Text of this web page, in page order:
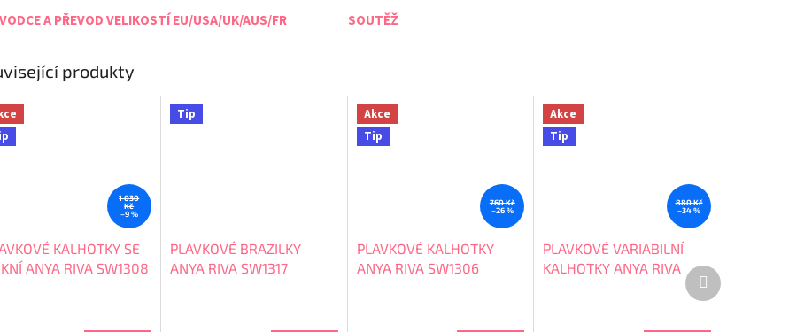
A PŘEVOD VELIKOSTÍ EU/USA/UK/AUS/FR SOUTĚŽ
produkty
1 030
Kč
–9 %
KALHOTKY SE
ANYA RIVA SW1308
Tip
PLAVKOVÉ BRAZILKY
ANYA RIVA SW1317
Akce
Tip
760 Kč
–26 %
PLAVKOVÉ KALHOTKY
ANYA RIVA SW1306
Akce
Tip
880 Kč
–34 %
PLAVKOVÉ VARIABILNÍ
KALHOTKY ANYA RIVA
Další
produkt